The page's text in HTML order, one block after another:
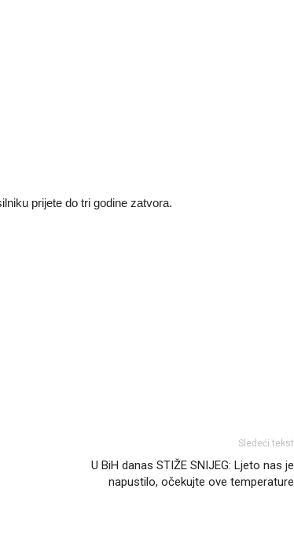
prijete do tri godine zatvora.
Sledeći tekst
U BiH danas STIŽE SNIJEG: Ljeto nas je
napustilo, očekujte ove temperature